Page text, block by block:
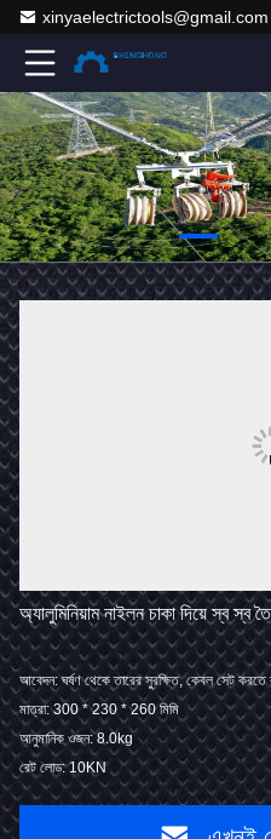
xinyaelectrictools@gmail.com
অ্যালুমিনিয়াম নাইলন চাকা দিয়ে স্ব
আবেদন: ঘর্ষণ থেকে তারের সুরক্ষিত, কেবল সেট
মাত্রা: 300 * 230 * 260 মিমি
আনুমানিক ওজন: 8.0kg
রেট লোড: 10KN